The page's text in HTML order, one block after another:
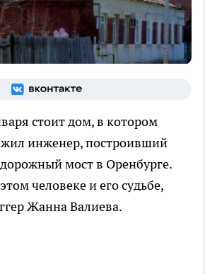
стоит дом, в котором
жил инженер, построивший
мост в Оренбурге.
человеке и его судьбе,
Жанна Валиева.